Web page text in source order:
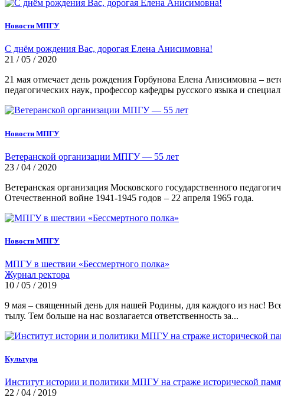
Новости МПГУ
С днём рождения Вас, дорогая Елена Анисимовна!
21 / 05 / 2020
21 мая отмечает день рождения Горбунова Елена Анисимовна –
педагогических наук, профессор кафедры русского языка и
Новости МПГУ
Ветеранской организации МПГУ — 55 лет
23 / 04 / 2020
Ветеранская организация Московского государственного
Отечественной войне 1941-1945 годов – 22 апреля 1965 года.
Новости МПГУ
МПГУ в шествии «Бессмертного полка»
Журнал ректора
10 / 05 / 2019
9 мая – священный день для нашей Родины, для каждого из нас!
тылу. Тем больше на нас возлагается ответственность за...
Культура
Институт истории и политики МПГУ на страже исторической
22 / 04 / 2019